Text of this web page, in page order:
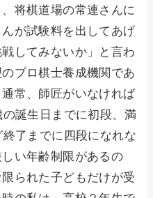
将棋道場の常連さんに
が試験料を出してあげ
してみないか」と言わ
プロ棋士養成機関であ
常、師匠がいなければ
誕生日までに初段、満
了までに四段になれな
い年齢制限があるの
られた子どもだけが受